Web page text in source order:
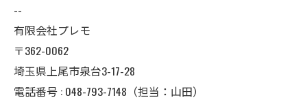
--
有限会社プレモ
〒362-0062
埼玉県上尾市泉台3-17-28
電話番号 : 048-793-7148（担当：山田）